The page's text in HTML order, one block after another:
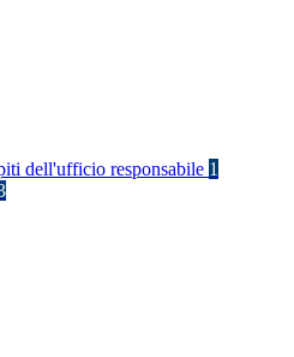
dell'ufficio responsabile 1